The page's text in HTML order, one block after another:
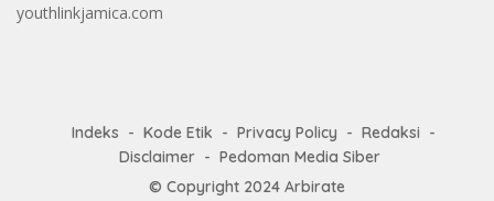
youthlinkjamica.com
Indeks Kode Etik Privacy Policy
Redaksi
Disclaimer
Pedoman Media Siber
© Copyright 2024 Arbirate